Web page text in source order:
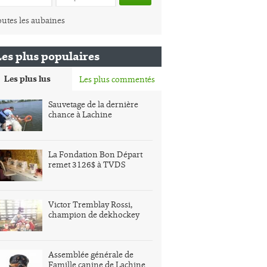
les aubaines
plus populaires
Les plus lus Les plus commentés
Sauvetage de la dernière
chance à Lachine
La Fondation Bon Départ
remet 3126$ à TVDS
Victor Tremblay Rossi,
champion de dekhockey
Assemblée générale de
Famille canine de Lachine